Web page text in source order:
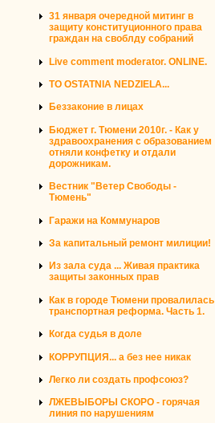
31 января очередной митинг в
защиту конституционного права
граждан на своблду собраний
Live comment moderator. ONLINE.
TO OSTATNIA NEDZIELA...
Беззаконие в лицах
Бюджет г. Тюмени 2010г. - Как у
здравоохранения с образованием
отняли конфетку и отдали
дорожникам.
Вестник "Ветер Свободы -
Тюмень"
Гаражи на Коммунаров
За капитальный ремонт милиции!
Из зала суда ... Живая практика
защиты законных прав
Как в городе Тюмени провалилась
транспортная реформа. Часть 1.
Когда судья в доле
КОРРУПЦИЯ... а без нее никак
Легко ли создать профсоюз?
ЛЖЕВЫБОРЫ СКОРО - горячая
линия по нарушениям